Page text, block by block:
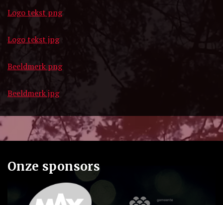
Logo tekst png
Logo tekst jpg
Beeldmerk png
Beeldmerk jpg
Onze sponsors